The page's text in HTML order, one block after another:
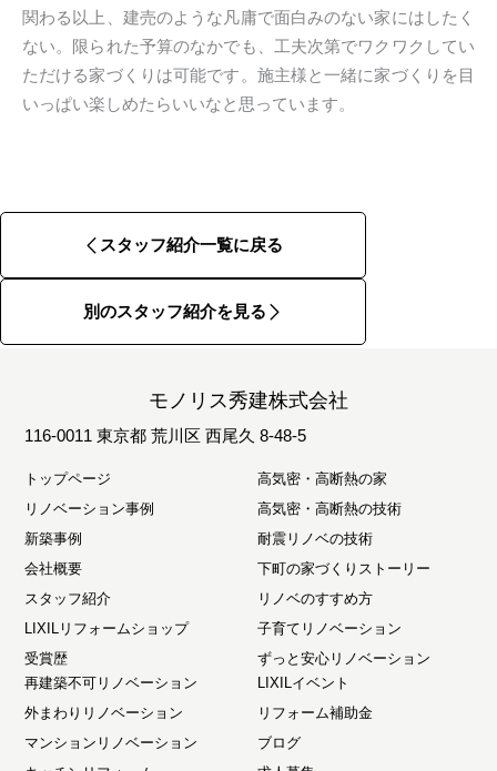
関わる以上、建売のような凡庸で面白みのない家にはしたく
ない。限られた予算のなかでも、工夫次第でワクワクしてい
ただける家づくりは可能です。施主様と一緒に家づくりを目
いっぱい楽しめたらいいなと思っています。
スタッフ紹介一覧に戻る
別のスタッフ紹介を見る
モノリス秀建株式会社
116-0011 東京都 荒川区 西尾久 8-48-5
トップページ
リノベーション事例
新築事例
会社概要
スタッフ紹介
LIXILリフォームショップ
受賞歴
高気密・高断熱の家
高気密・高断熱の技術
耐震リノベの技術
下町の家づくりストーリー
リノベのすすめ方
子育てリノベーション
ずっと安心リノベーション
再建築不可リノベーション
外まわりリノベーション
マンションリノベーション
LIXILイベント
リフォーム補助金
ブログ